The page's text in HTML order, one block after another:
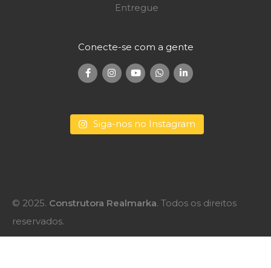
Entregue
Conecte-se com a gente
Siga-nos no Instagram
© 2025. Construtora Realmarka. Todos os direitos
reservados.